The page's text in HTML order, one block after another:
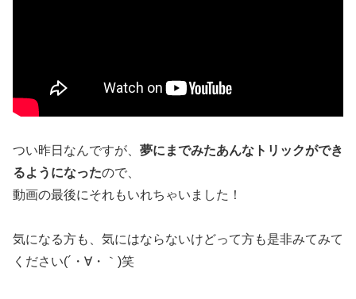
つい昨日なんですが、 夢にまでみたあんなトリックができ
るようになったので、
動画の最後にそれもいれちゃいました！
気になる方も、気にはならないけどって方も是非みてみて
ください(´・∀・｀)笑